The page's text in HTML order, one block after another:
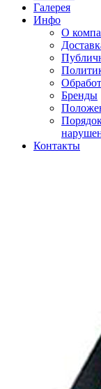
Галерея
Инфо
О
Бренды
Контакты